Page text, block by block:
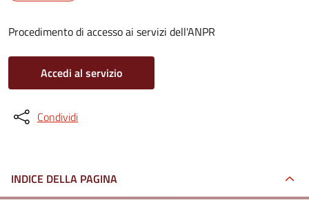
Procedimento di accesso ai servizi dell'ANPR
Accedi al servizio
Condividi
INDICE DELLA PAGINA